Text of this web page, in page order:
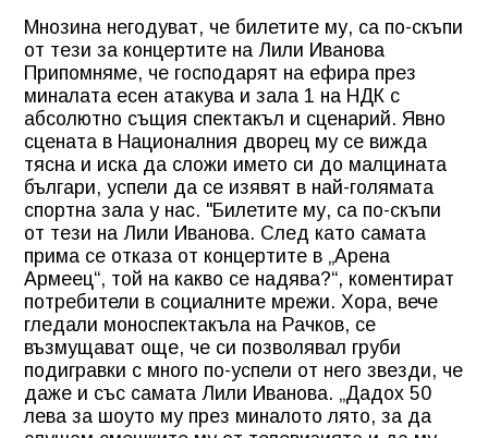
Мнозина негодуват, че билетите му, са по-скъпи
от тези за концертите на Лили Иванова
Припомняме, че господарят на ефира през
миналата есен атакува и зала 1 на НДК с
абсолютно същия спектакъл и сценарий. Явно
сцената в Националния дворец му се вижда
тясна и иска да сложи името си до малцината
българи, успели да се изявят в най-голямата
спортна зала у нас. "Билетите му, са по-скъпи
от тези на Лили Иванова. След като самата
прима се отказа от концертите в „Арена
Армеец“, той на какво се надява?“, коментират
потребители в социалните мрежи. Хора, вече
гледали моноспектакъла на Рачков, се
възмущават още, че си позволявал груби
подигравки с много по-успели от него звезди, че
даже и със самата Лили Иванова. „Дадох 50
лева за шоуто му през миналото лято, за да